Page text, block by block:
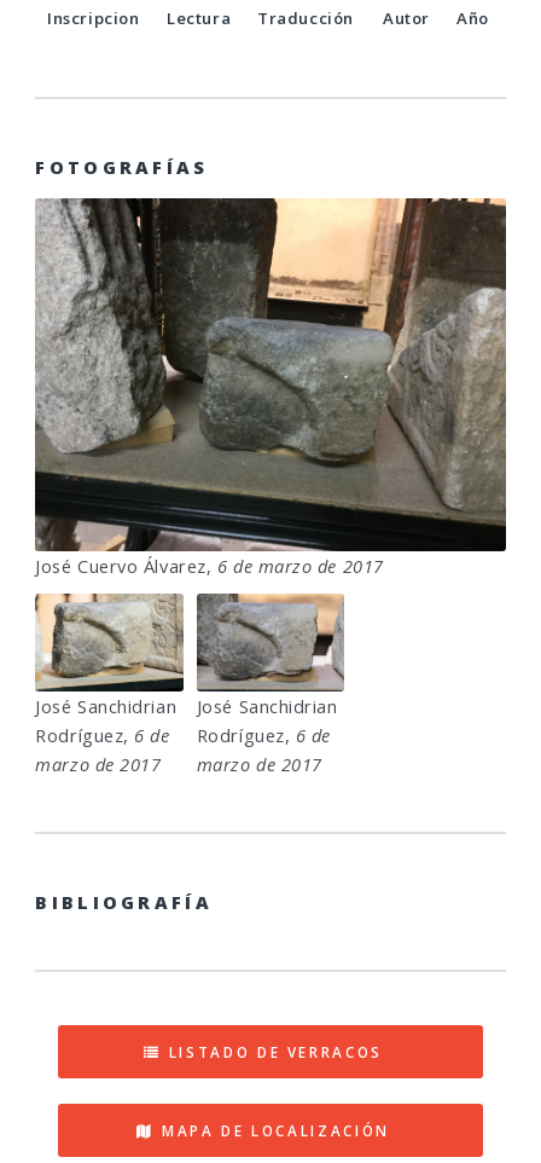
Inscripcion Lectura Traducción Autor Año
FOTOGRAFÍAS
José Cuervo Álvarez, 6 de marzo de 2017
José Sanchidrian
Rodríguez, 6 de
marzo de 2017
José Sanchidrian
Rodríguez, 6 de
marzo de 2017
BIBLIOGRAFÍA
LISTADO DE VERRACOS
MAPA DE LOCALIZACIÓN